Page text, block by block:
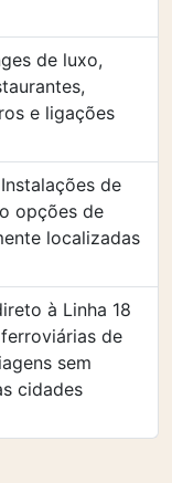
de luxo,
e ligações
Instalações de
opções de
localizadas
à Linha 18
de
sem
cidades